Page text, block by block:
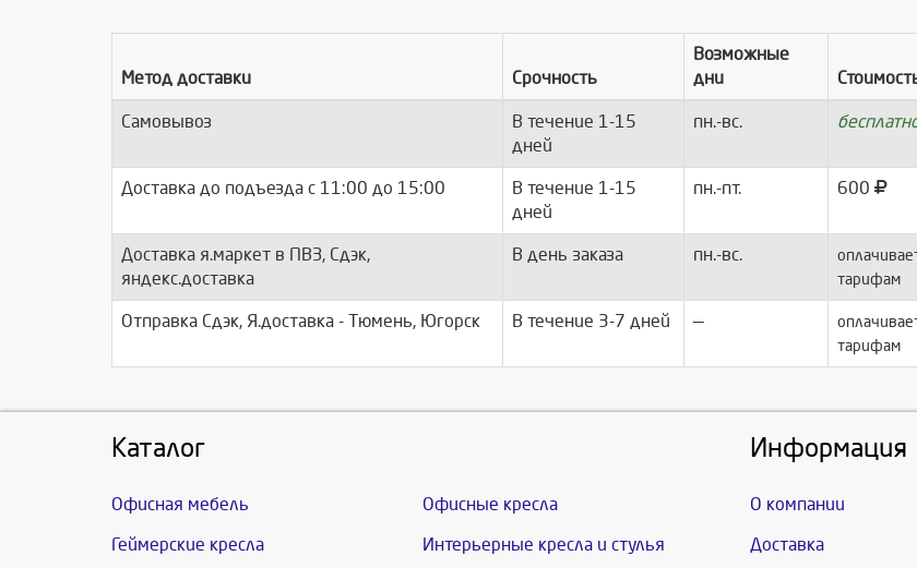
Метод доставки Срочность
Возможные
дни
Самовывоз
В течение 1-15
дней
пн.-вс.
Доставка до подъезда c 11:00 до 15:00
В течение 1-15
дней
пн.-пт. 600
Доставка я.маркет в ПВЗ, Сдэк,
яндекс.доставка
В день заказа пн.-вс.
тарифам
Отправка Сдэк, Я.доставка - Тюмень, Югорск В течение 3-7 дней —
тарифам
Каталог
Офисная мебель Офисные кресла
Геймерские кресла Интерьерные кресла и стулья
Информация
О компании
Доставка